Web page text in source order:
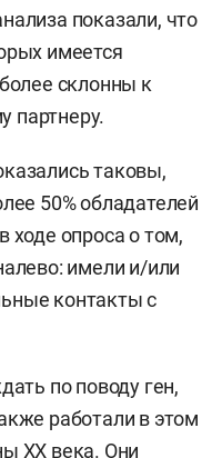
показали, что
имеется
склонны к
партнеру.
таковы,
50% обладателей
ходе опроса о том,
имели и/или
контакты с
по поводу ген,
работали в этом
ХХ века. Они